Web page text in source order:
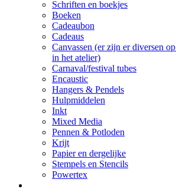
Schriften en boekjes
Boeken
Cadeaubon
Cadeaus
Canvassen (er zijn er diversen
in het atelier)
Carnaval/festival tubes
Encaustic
Hangers & Pendels
Hulpmiddelen
Inkt
Mixed Media
Pennen & Potloden
Krijt
Papier en dergelijke
Stempels en Stencils
Powertex